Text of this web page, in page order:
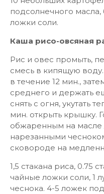
подсолнечного
ложки соли.
Каша рисо-овсяная
Рис и овес промыть,
смесь в кипящую
в течение 12 мин.,
среднего и держать
снять с огня, укутать
мин. открыть крышку.
обжаренным на масле
нарезанными
сковороде на
1,5 стакана риса, 0.75
чайные ложки соли, 1
чеснока. 4-5 ложек